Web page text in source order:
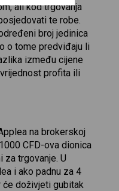
ali kod trgovanja
te robe.
broj jedinica
o tome predviđaju li
između cijene
profita ili
na brokerskoj
CFD-ova dionica
trgovanje. U
i ako padnu za 4
će doživjeti gubitak